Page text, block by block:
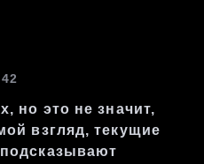
но это не значит,
взгляд, текущие